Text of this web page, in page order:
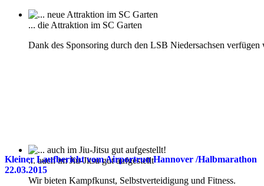
... die Attraktion im SC Garten
Dank des Sponsoring durch den LSB Niedersachsen
... auch im Jiu-Jitsu gut aufgestellt
Wir bieten Kampfkunst, Selbstverteidigung und Fitness.
Kleiner Laufbericht vom Airportrun Hannover /Halbmarathon
22.03.2015